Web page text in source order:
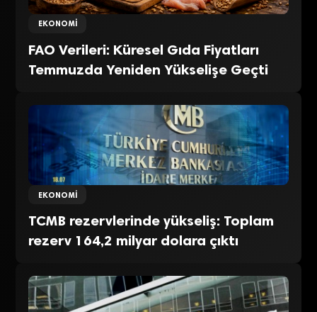
EKONOMI
FAO Verileri: Küresel Gıda Fiyatları
Temmuzda Yeniden Yükselişe Geçti
EKONOMI
TCMB rezervlerinde yükseliş: Toplam
rezerv 164,2 milyar dolara çıktı